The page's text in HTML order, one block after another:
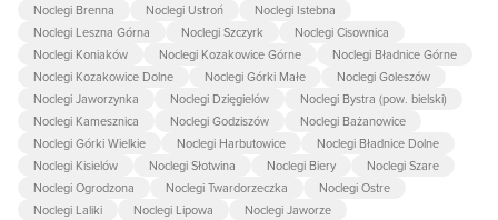
Noclegi Brenna Noclegi Ustroń
Noclegi Istebna
Noclegi Leszna Górna
Noclegi Szczyrk
Noclegi Cisownica
Noclegi Koniaków
Noclegi Kozakowice Górne
Noclegi Bładnice Górne
Noclegi Kozakowice Dolne
Noclegi Górki Małe
Noclegi Goleszów
Noclegi Jaworzynka
Noclegi Dzięgielów
Noclegi Bystra (pow. bielski)
Noclegi Kamesznica
Noclegi Godziszów
Noclegi Bażanowice
Noclegi Górki Wielkie
Noclegi Harbutowice
Noclegi Bładnice Dolne
Noclegi Kisielów
Noclegi Słotwina Noclegi Biery
Noclegi Szare
Noclegi Ogrodzona
Noclegi Twardorzeczka
Noclegi Ostre
Noclegi Laliki
Noclegi Lipowa
Noclegi Jaworze